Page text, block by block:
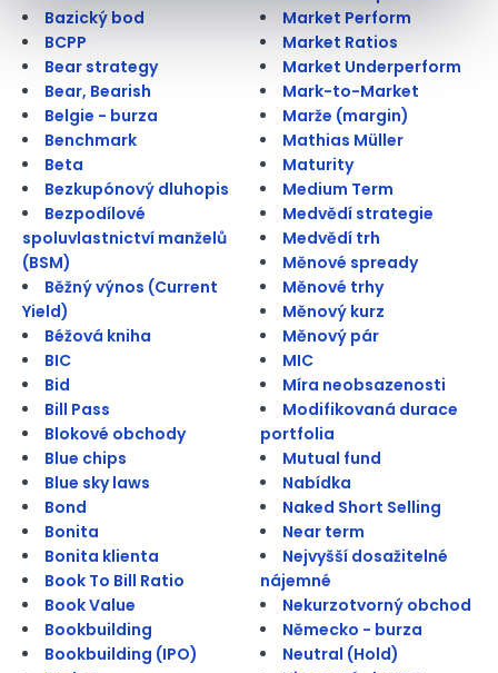
Bazický bod
BCPP
Bear strategy
Bear, Bearish
Belgie - burza
Benchmark
Beta
Bezkupónový dluhopis
Bezpodílové
spoluvlastnictví manželů
(BSM)
Běžný výnos (Current
Yield)
Béžová kniha
BIC
Bid
Bill Pass
Blokové obchody
Blue chips
Blue sky laws
Bond
Bonita
Bonita klienta
Book To Bill Ratio
Book Value
Bookbuilding
Bookbuilding (IPO)
Market Perform
Market Ratios
Market Underperform
Mark-to-Market
Marže (margin)
Mathias Müller
Maturity
Medium Term
Medvědí strategie
Medvědí trh
Měnové spready
Měnové trhy
Měnový kurz
Měnový pár
MIC
Míra neobsazenosti
Modifikovaná durace
portfolia
Mutual fund
Nabídka
Naked Short Selling
Near term
Nejvyšší dosažitelné
nájemné
Nekurzotvorný obchod
Německo - burza
Neutral (Hold)